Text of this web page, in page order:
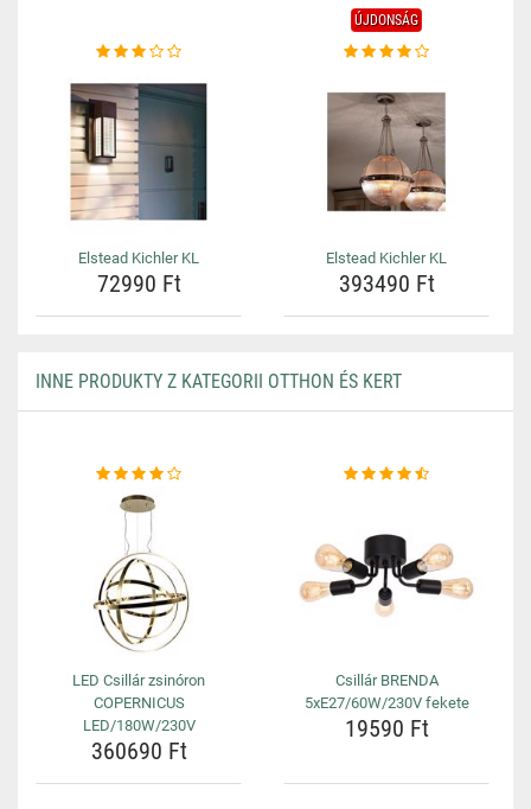
Elstead Kichler KL
72990 Ft
ÚJDONSÁG
Elstead Kichler KL
393490 Ft
INNE PRODUKTY Z KATEGORII OTTHON ÉS KERT
LED Csillár zsinóron
COPERNICUS
LED/180W/230V
360690 Ft
Csillár BRENDA
5xE27/60W/230V fekete
19590 Ft